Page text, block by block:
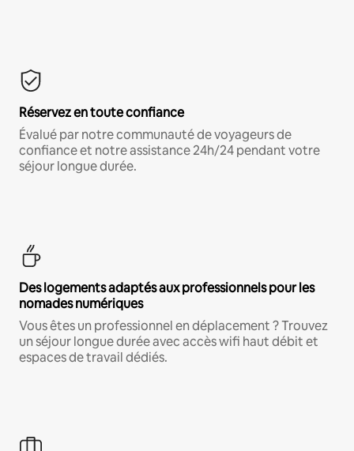
Réservez en toute confiance
Évalué par notre communauté de voyageurs de
confiance et notre assistance 24h/24 pendant votre
séjour longue durée.
Des logements adaptés aux professionnels pour les
nomades numériques
Vous êtes un professionnel en déplacement ? Trouvez
un séjour longue durée avec accès wifi haut débit et
espaces de travail dédiés.